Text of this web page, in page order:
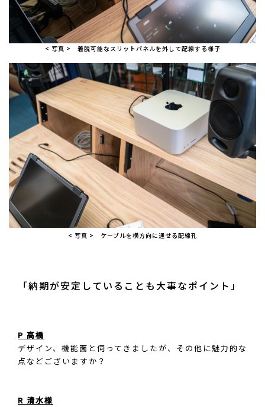
< 写真 > 着脱可能なスリットパネルを外して配線する様子
< 写真 > ケーブルを横方向に通せる配線孔
「納期が安定していることも大事なポイント」
P 高橋
デザイン、機能面と伺ってきましたが、その他に魅力的な
点などございますか？
R 清水様